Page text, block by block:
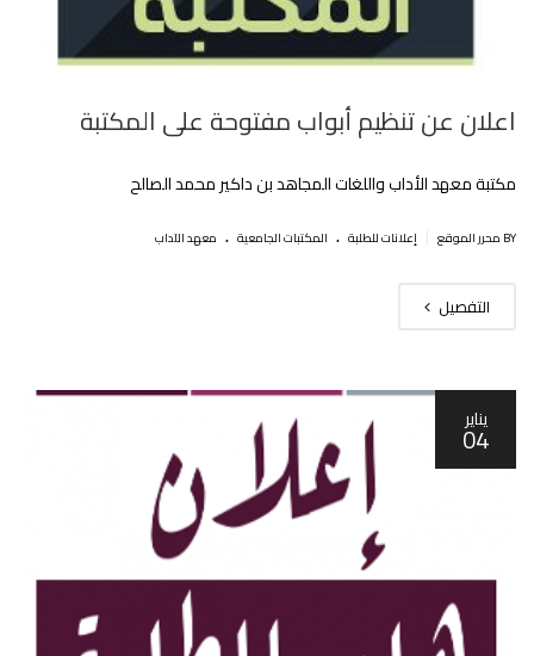
اعلان عن تنظيم أبواب مفتوحة على المكتبة
مكتبة معهد الأداب واللغات المجاهد بن داكير محمد الصالح
BY محرر الموقع إعلانات للطلبة . المكتبات الجامعية . معهد الآداب
التفصيل
يناير
04